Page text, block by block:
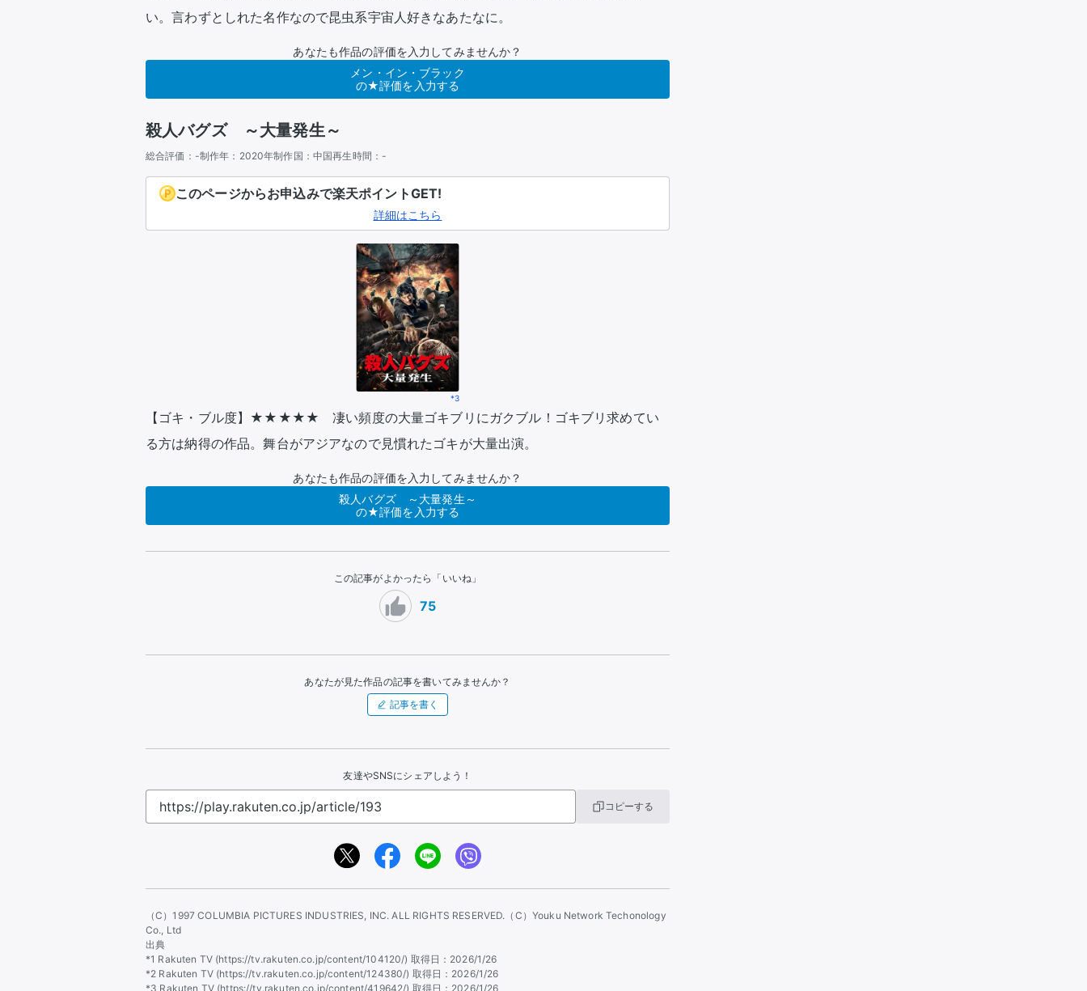
い。言わずとしれた名作なので昆虫系宇宙人好きなあたなに。
あなたも作品の評価を入力してみませんか？
メン・イン・ブラック
の★評価を入力する
殺人バグズ ～大量発生～
総合評価： -制作年： 2020年制作国： 中国再生時間： -
このページからお申込みで楽天ポイントGET!
詳細はこちら
*3
【ゴキ・ブル度】★★★★★　凄い頻度の大量ゴキブリにガクブル！ゴキブリ求めてい
る方は納得の作品。舞台がアジアなので見慣れたゴキが大量出演。
あなたも作品の評価を入力してみませんか？
殺人バグズ ～大量発生～
の★評価を入力する
この記事がよかったら「いいね」
75
あなたが見た作品の記事を書いてみませんか？
記事を書く
友達やSNSにシェアしよう！
コピーする
（C）1997 COLUMBIA PICTURES INDUSTRIES, INC. ALL RIGHTS RESERVED. （C）Youku Network Techonology
Co., Ltd
出典
*1 Rakuten TV (https://tv.rakuten.co.jp/content/104120/) 取得日：2026/1/26
*2 Rakuten TV (https://tv.rakuten.co.jp/content/124380/) 取得日：2026/1/26
*3 Rakuten TV (https://tv.rakuten.co.jp/content/419642/) 取得日：2026/1/26